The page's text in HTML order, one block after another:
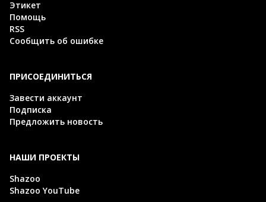
Этикет
Помощь
RSS
Сообщить об ошибке
ПРИСОЕДИНИТЬСЯ
Завести аккаунт
Подписка
Предложить новость
НАШИ ПРОЕКТЫ
Shazoo
Shazoo YouTube